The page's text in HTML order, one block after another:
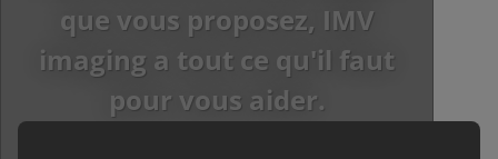
que vous proposez, IMV
imaging a tout ce qu'il faut
pour vous aider.